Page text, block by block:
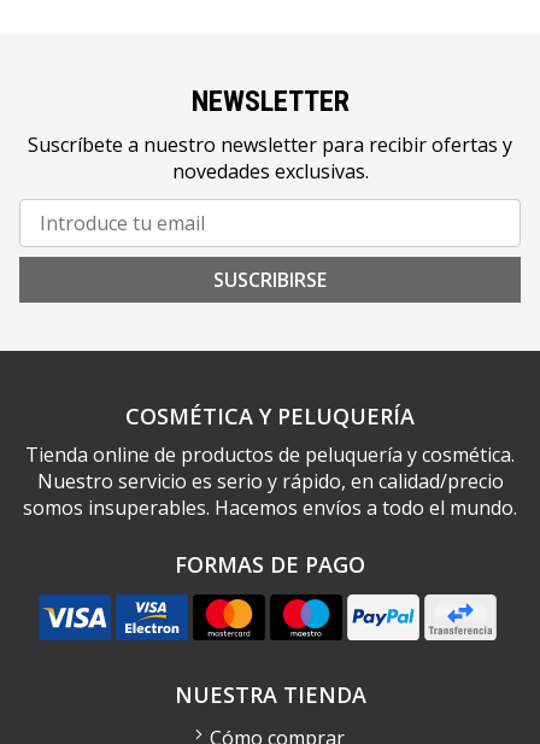
NEWSLETTER
Suscríbete a nuestro newsletter para recibir ofertas y
novedades exclusivas.
SUSCRIBIRSE
COSMÉTICA Y PELUQUERÍA
Tienda online de productos de peluquería y cosmética.
Nuestro servicio es serio y rápido, en calidad/precio
somos insuperables. Hacemos envíos a todo el mundo.
FORMAS DE PAGO
NUESTRA TIENDA
Cómo comprar